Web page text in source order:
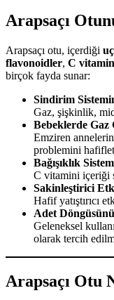
Arapsaçı
Arapsaçı otu, içerdiği
flavonoidler, C
birçok fayda sunar:
Sindirim
Gaz, şişkinlik,
Bebeklerde
Emziren
problemini
Bağışıklık
C vitamini içeriği
Sakinleştirici
Hafif yatıştırıcı
Adet
Geleneksel
olarak tercih
Arapsaçı Otu